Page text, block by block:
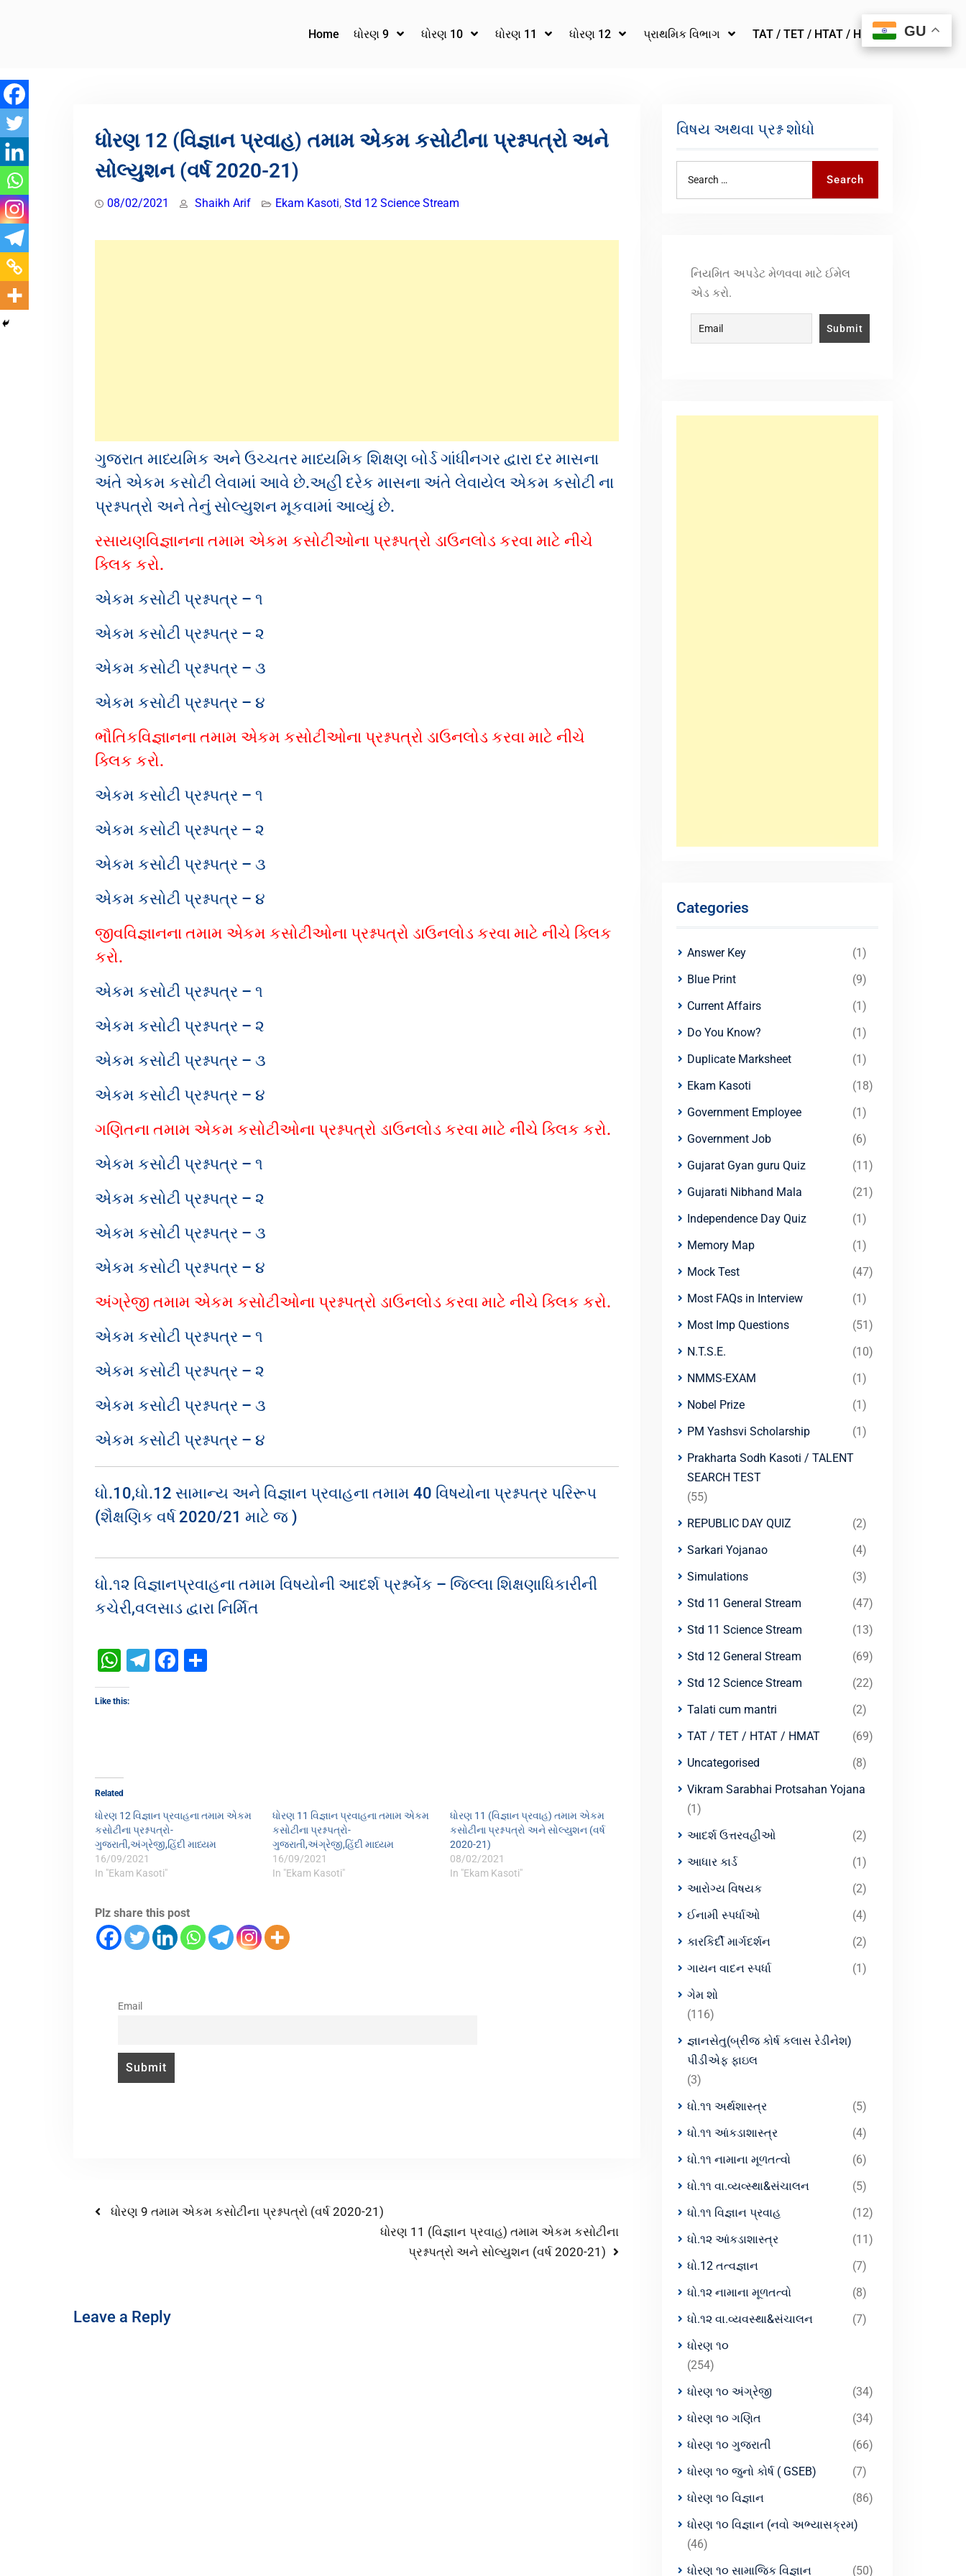
Home ધોરણ 9 ધોરણ 10 ધોરણ 11 ધોરણ 12 પ્રાથમિક વિભાગ TAT / TET / HTAT / HMAT
ધોરણ 12 (વિજ્ઞાન પ્રવાહ) તમામ એકમ કસોટીના પ્રશ્નપત્રો અને
સોલ્યુશન (વર્ષ 2020-21)
08/02/2021 Shaikh Arif Ekam Kasoti, Std 12 Science Stream
ગુજરાત માધ્યમિક અને ઉચ્ચતર માધ્યમિક શિક્ષણ બોર્ડ ગાંધીનગર દ્વારા દર માસના
અંતે એકમ કસોટી લેવામાં આવે છે.અહી દરેક માસના અંતે લેવાયેલ એકમ કસોટી ના
પ્રશ્નપત્રો અને તેનું સોલ્યુશન મૂકવામાં આવ્યું છે.
રસાયણવિજ્ઞાનના તમામ એકમ કસોટીઓના પ્રશ્નપત્રો ડાઉનલોડ કરવા માટે નીચે
ક્લિક કરો.
એકમ કસોટી પ્રશ્નપત્ર – ૧
એકમ કસોટી પ્રશ્નપત્ર – ૨
એકમ કસોટી પ્રશ્નપત્ર – ૩
એકમ કસોટી પ્રશ્નપત્ર – ૪
ભૌતિકવિજ્ઞાનના તમામ એકમ કસોટીઓના પ્રશ્નપત્રો ડાઉનલોડ કરવા માટે નીચે
ક્લિક કરો.
એકમ કસોટી પ્રશ્નપત્ર – ૧
એકમ કસોટી પ્રશ્નપત્ર – ૨
એકમ કસોટી પ્રશ્નપત્ર – ૩
એકમ કસોટી પ્રશ્નપત્ર – ૪
જીવવિજ્ઞાનના તમામ એકમ કસોટીઓના પ્રશ્નપત્રો ડાઉનલોડ કરવા માટે નીચે ક્લિક
કરો.
એકમ કસોટી પ્રશ્નપત્ર – ૧
એકમ કસોટી પ્રશ્નપત્ર – ૨
એકમ કસોટી પ્રશ્નપત્ર – ૩
એકમ કસોટી પ્રશ્નપત્ર – ૪
ગણિતના તમામ એકમ કસોટીઓના પ્રશ્નપત્રો ડાઉનલોડ કરવા માટે નીચે ક્લિક કરો.
એકમ કસોટી પ્રશ્નપત્ર – ૧
એકમ કસોટી પ્રશ્નપત્ર – ૨
એકમ કસોટી પ્રશ્નપત્ર – ૩
એકમ કસોટી પ્રશ્નપત્ર – ૪
અંગ્રેજી તમામ એકમ કસોટીઓના પ્રશ્નપત્રો ડાઉનલોડ કરવા માટે નીચે ક્લિક કરો.
એકમ કસોટી પ્રશ્નપત્ર – ૧
એકમ કસોટી પ્રશ્નપત્ર – ૨
એકમ કસોટી પ્રશ્નપત્ર – ૩
એકમ કસોટી પ્રશ્નપત્ર – ૪
ધો.10,ધો.12 સામાન્ય અને વિજ્ઞાન પ્રવાહના તમામ 40 વિષયોના પ્રશ્નપત્ર પરિરૂપ
(શૈક્ષણિક વર્ષ 2020/21 માટે જ )
ધો.૧૨ વિજ્ઞાનપ્રવાહના તમામ વિષયોની આદર્શ પ્રશ્નબેંંક – જિલ્લા શિક્ષણાધિકારીની
કચેરી,વલસાડ દ્વારા નિર્મિત
WhatsApp
Telegram
Facebook
Like this:
Related
ધોરણ 12 વિજ્ઞાન પ્રવાહના તમામ એકમ
કસોટીના પ્રશ્નપત્રો-
ગુજરાતી,અંગ્રેજી,હિંદી માધ્યમ
16/09/2021
In "Ekam Kasoti"
ધોરણ 11 વિજ્ઞાન પ્રવાહના તમામ એકમ
કસોટીના પ્રશ્નપત્રો-
ગુજરાતી,અંગ્રેજી,હિંદી માધ્યમ
16/09/2021
In "Ekam Kasoti"
ધોરણ 11 (વિજ્ઞાન પ્રવાહ) તમામ એકમ
કસોટીના પ્રશ્નપત્રો અને સોલ્યુશન (વર્ષ
2020-21)
08/02/2021
In "Ekam Kasoti"
Plz share this post
Email
ધોરણ 9 તમામ એકમ કસોટીના પ્રશ્નપત્રો (વર્ષ 2020-21)
ધોરણ 11 (વિજ્ઞાન પ્રવાહ) તમામ એકમ કસોટીના
પ્રશ્નપત્રો અને સોલ્યુશન (વર્ષ 2020-21)
Leave a Reply
વિષય અથવા પ્રશ્ન શોધો
Search
નિયમિત અપડેટ મેળવવા માટે ઈમેલ
એડ કરો.
Categories
Answer Key
(1)
Blue Print
(9)
Current Affairs
(1)
Do You Know?
(1)
Duplicate Marksheet
(1)
Ekam Kasoti
(18)
Government Employee
(1)
Government Job
(6)
Gujarat Gyan guru Quiz
(11)
Gujarati Nibhand Mala
(21)
Independence Day Quiz
(1)
Memory Map
(1)
Mock Test
(47)
Most FAQs in Interview
(1)
Most Imp Questions
(51)
N.T.S.E.
(10)
NMMS-EXAM
(1)
Nobel Prize
(1)
PM Yashsvi Scholarship
(1)
Prakharta Sodh Kasoti / TALENT
SEARCH TEST
(55)
REPUBLIC DAY QUIZ
(2)
Sarkari Yojanao
(4)
Simulations
(3)
Std 11 General Stream
(47)
Std 11 Science Stream
(13)
Std 12 General Stream
(69)
Std 12 Science Stream
(22)
Talati cum mantri
(2)
TAT / TET / HTAT / HMAT
(69)
Uncategorised
(8)
Vikram Sarabhai Protsahan Yojana
(1)
આદર્શ ઉત્તરવહીઓ
(2)
આધાર કાર્ડ
(1)
આરોગ્ય વિષયક
(2)
ઈનામી સ્પર્ધાઓ
(4)
કારકિર્દી માર્ગદર્શન
(2)
ગાયન વાદન સ્પર્ધા
(1)
ગેમ શો
(116)
જ્ઞાનસેતુ(બ્રીજ કોર્ષ કલાસ રેડીનેશ)
પીડીએફ ફાઇલ
(3)
ધો.૧૧ અર્થશાસ્ત્ર
(5)
ધો.૧૧ આંકડાશાસ્ત્ર
(4)
ધો.૧૧ નામાના મૂળતત્વો
(6)
ધો.૧૧ વા.વ્યવ્સ્થા&સંચાલન
(5)
ધો.૧૧ વિજ્ઞાન પ્રવાહ
(12)
ધો.૧૨ આંકડાશાસ્ત્ર
(11)
ધો.12 તત્વજ્ઞાન
(7)
ધો.૧૨ નામાના મૂળતત્વો
(8)
ધો.૧૨ વા.વ્યવસ્થા&સંચાલન
(7)
ધોરણ ૧૦
(254)
ધોરણ ૧૦ અંગ્રેજી
(34)
ધોરણ ૧૦ ગણિત
(34)
ધોરણ ૧૦ ગુજરાતી
(66)
ધોરણ ૧૦ જુનો કોર્ષ ( GSEB)
(7)
ધોરણ ૧૦ વિજ્ઞાન
(86)
ધોરણ ૧૦ વિજ્ઞાન (નવો અભ્યાસક્રમ)
(46)
ધોરણ ૧૦ સામાજિક વિજ્ઞાન
(50)
GU
GU